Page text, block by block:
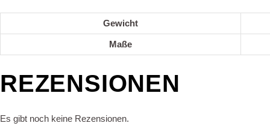
Gewicht
Maße
REZENSIONEN
Es gibt noch keine Rezensionen.